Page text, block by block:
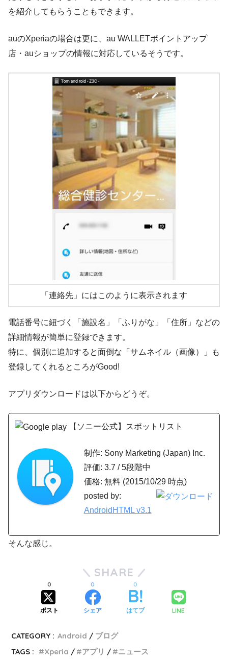
を紹介してもらうこともできます。
auのXperiaの場合は更に、au WALLETポイントアップ
店・auショップの情報に対応しているそうです。
「連絡先」にはこのように表示されます
電話番号に紐づく「施設名」「ふりがな」「住所」などの
詳細情報が簡単に登録できます。
特に、個別に追加すると面倒な「サムネイル（画像）」も
登録してくれるところがGood!
アプリダウンロードは以下からどうぞ。
【ソニー公式】スポットリスト
制作: Sony Marketing (Japan) Inc.
評価: 3.7 / 5段階中
価格: 無料 (2015/10/29 時点)
posted by:
AndroidHTML v3.1
そんな感じ。
SHARE
ポスト
0
シェア
0
はてブ
0
LINE
CATEGORY : Android
ブログ
TAGS :
Xperia アプリ ニュース